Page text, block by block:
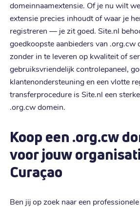
domeinnaamextensie. Of je nu wilt
extensie precies inhoudt of waar je
registreren — je zit goed. Site.nl
goedkoopste aanbieders van .org.cw
zonder in te leveren op kwaliteit of
gebruiksvriendelijk controlepaneel,
klantenondersteuning en een vlotte
transferprocedure is Site.nl een
.org.cw domein.
Koop een .org.cw
voor jouw
Curaçao
Ben jij op zoek naar een